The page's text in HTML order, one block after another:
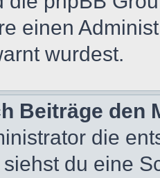
einen
wurdest.
Beiträge den
die
du eine